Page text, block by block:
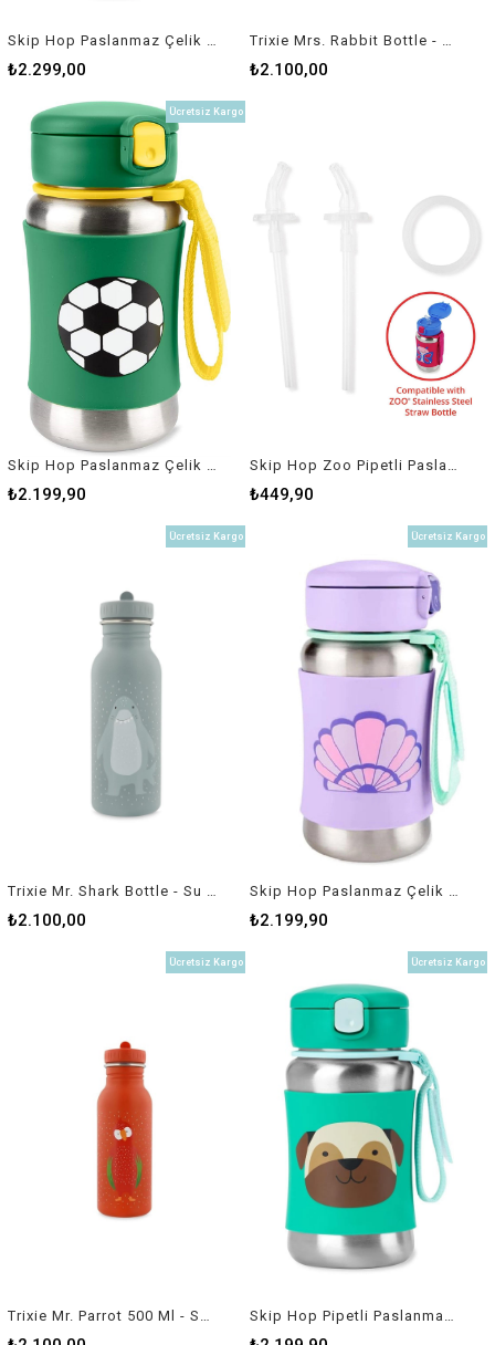
₺2.299,00 ₺2.100,00
Skip Hop Paslanmaz Çelik Suluk Futbol
₺2.199,90
Ücretsiz Kargo
Skip Hop Zoo Pipetli Paslanmaz Çelik Suluk Yedek Pipeti
₺449,90
₺2.100,00
Ücretsiz Kargo
₺2.199,90
Ücretsiz Kargo
Trixie Mr. Parrot 500 Ml - Su Şişesi
Ücretsiz Kargo
Skip Hop Pipetli Paslanmaz Çelik Suluk Köpek - Pug
Ücretsiz Kargo